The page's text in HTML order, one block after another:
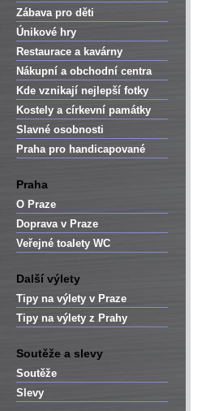
Zábava pro děti
Únikové hry
Restaurace a kavárny
Nákupní a obchodní centra
Kde vznikají nejlepší fotky
Kostely a církevní památky
Slavné osobnosti
Praha pro handicapované
Praha
O Praze
Doprava v Praze
Veřejné toalety WC
Další výlety
Tipy na výlety v Praze
Tipy na výlety z Prahy
Soutěže a slevy
Soutěže
Slevy